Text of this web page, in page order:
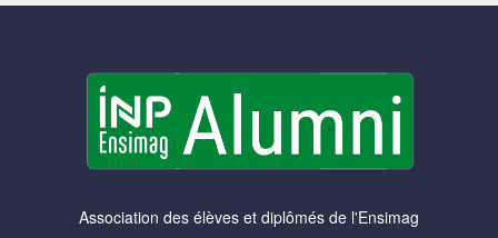
Association des élèves et diplômés de l'Ensimag